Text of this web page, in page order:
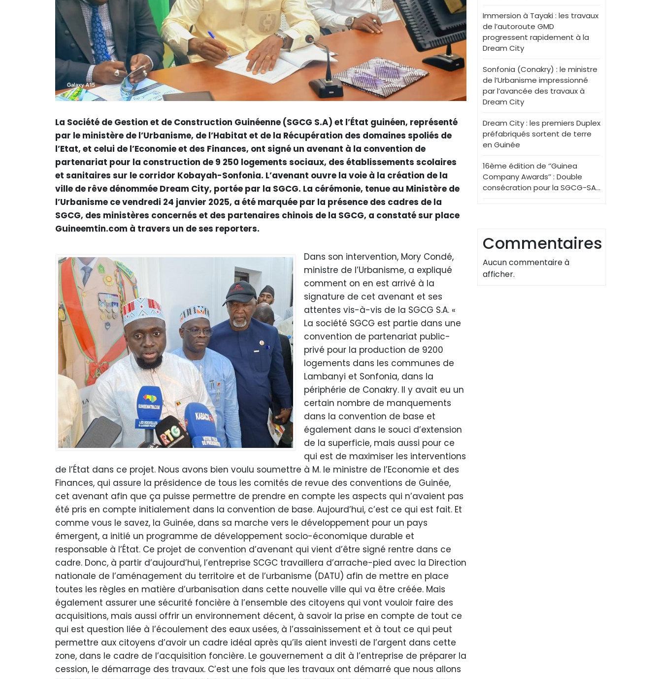
La Société de Gestion et de Construction Guinéenne (SGCG S.A) et l’État guinéen, représenté
par le ministère de l’Urbanisme, de l’Habitat et de la Récupération des domaines spoliés de
l’Etat, et celui de l’Economie et des Finances, ont signé un avenant à la convention de
partenariat pour la construction de 9 250 logements sociaux, des établissements scolaires
et sanitaires sur le corridor Kobayah-Sonfonia. L’avenant ouvre la voie à la création de la
ville de rêve dénommée Dream City, portée par la SGCG. La cérémonie, tenue au Ministère de
l’Urbanisme ce vendredi 24 janvier 2025, a été marquée par la présence des cadres de la
SGCG, des ministères concernés et des partenaires chinois de la SGCG, a constaté sur place
Guineemtin.com à travers un de ses reporters.
Dans son intervention, Mory Condé,
ministre de l’Urbanisme, a expliqué
comment on en est arrivé à la
signature de cet avenant et ses
attentes vis-à-vis de la SGCG S.A. «
La société SGCG est partie dans une
convention de partenariat public-
privé pour la production de 9200
logements dans les communes de
Lambanyi et Sonfonia, dans la
périphérie de Conakry. Il y avait eu un
certain nombre de manquements
dans la convention de base et
également dans le souci d’extension
de la superficie, mais aussi pour ce
qui est de maximiser les interventions
de l’État dans ce projet. Nous avons bien voulu soumettre à M. le ministre de l’Economie et des
Finances, qui assure la présidence de tous les comités de revue des conventions de Guinée,
cet avenant afin que ça puisse permettre de prendre en compte les aspects qui n’avaient pas
été pris en compte initialement dans la convention de base. Aujourd’hui, c’est ce qui est fait. Et
comme vous le savez, la Guinée, dans sa marche vers le développement pour un pays
émergent, a initié un programme de développement socio-économique durable et
responsable à l’État. Ce projet de convention d’avenant qui vient d’être signé rentre dans ce
cadre. Donc, à partir d’aujourd’hui, l’entreprise SCGC travaillera d’arrache-pied avec la Direction
nationale de l’aménagement du territoire et de l’urbanisme (DATU) afin de mettre en place
toutes les règles en matière d’urbanisation dans cette nouvelle ville qui va être créée. Mais
également assurer une sécurité foncière à l’ensemble des citoyens qui vont vouloir faire des
acquisitions, mais aussi offrir un environnement décent, à savoir la prise en compte de tout ce
qui est question liée à l’écoulement des eaux usées, à l’assainissement et à tout ce qui peut
permettre aux citoyens d’avoir un cadre idéal après qu’ils aient investi de l’argent dans cette
zone, dans le cadre de l’acquisition foncière. Le gouvernement a dit à l’entreprise de préparer la
cession, le démarrage des travaux. C’est une fois que les travaux ont démarré que nous allons
Immersion à Tayaki : les travaux
de l’autoroute GMD
progressent rapidement à la
Dream City
Sonfonia (Conakry) : le ministre
de l’Urbanisme impressionné
par l’avancée des travaux à
Dream City
Dream City : les premiers Duplex
préfabriqués sortent de terre
en Guinée
16ème édition de ‘’Guinea
Company Awards’’ : Double
consécration pour la SGCG-SA…
Commentaires
Aucun commentaire à
afficher.